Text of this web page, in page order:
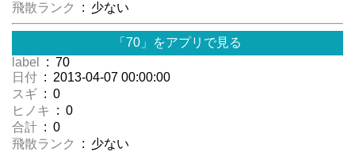
飛散ランク
: 少ない
「70」をアプリで見る
label
: 70
日付 : 2013-04-07 00:00:00
スギ : 0
ヒノキ
: 0
合計 : 0
飛散ランク
: 少ない